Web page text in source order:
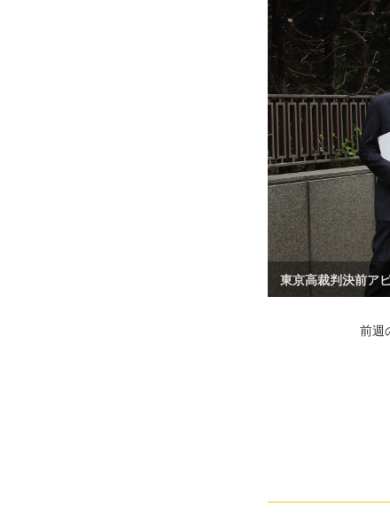
東京高裁判決前ア
前週